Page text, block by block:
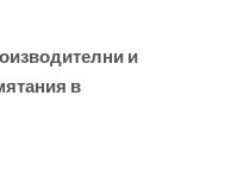
и
в